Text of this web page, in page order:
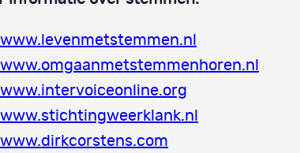
www.levenmetstemmen.nl
www.omgaanmetstemmenhoren.nl
www.intervoiceonline.org
www.stichtingweerklank.nl
www.dirkcorstens.com